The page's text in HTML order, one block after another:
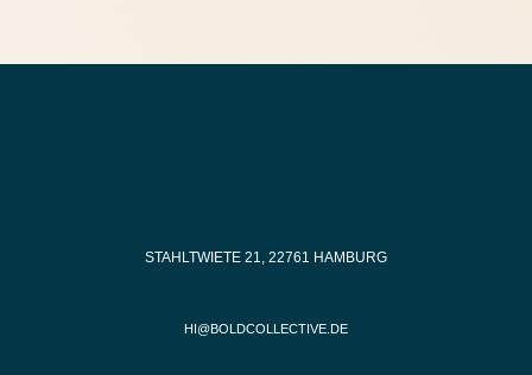
STAHLTWIETE 21, 22761 HAMBURG
HI@BOLDCOLLECTIVE.DE